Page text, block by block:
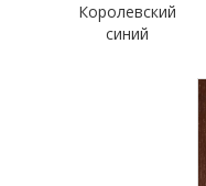
Королевский
синий